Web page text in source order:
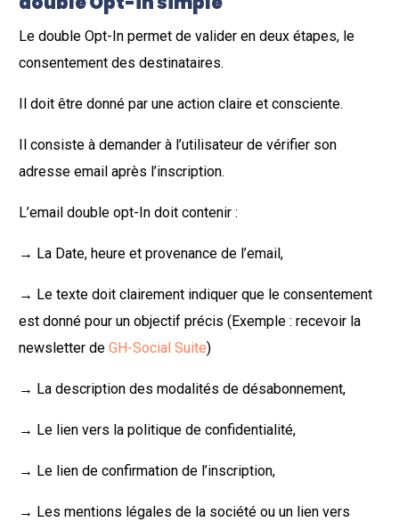
Le double Opt-In permet de valider en deux étapes, le
consentement des destinataires.
Il doit être donné par une action claire et consciente.
Il consiste à demander à l’utilisateur de vérifier son
adresse email après l’inscription.
L’email double opt-In doit contenir :
→ La Date, heure et provenance de l’email,
→ Le texte doit clairement indiquer que le consentement
est donné pour un objectif précis (Exemple : recevoir la
newsletter deGH-Social Suite)
→ La description des modalités de désabonnement,
→ Le lien vers la politique de confidentialité,
→ Le lien de confirmation de l’inscription,
→ Les mentions légales de la société ou un lien vers